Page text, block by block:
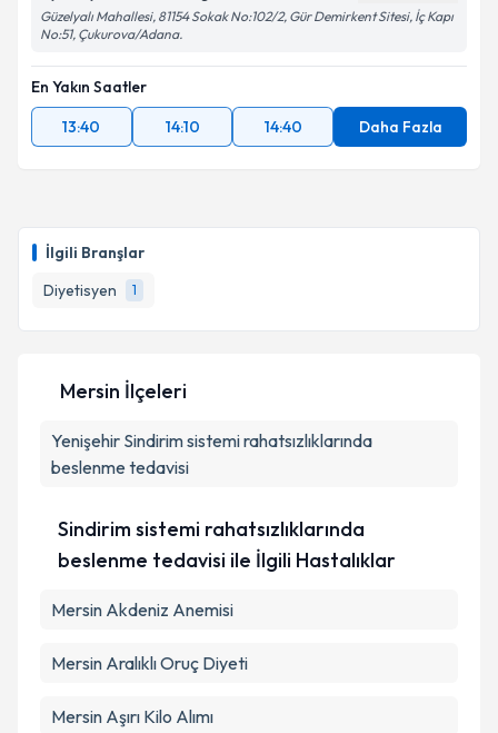
İlgili Branşlar
Diyetisyen
1
Güzelyalı Mahallesi, 81154 Sokak No:102/2, Gür Demirkent Sitesi, İç Kapı
No:51, Çukurova/Adana.
En Yakın Saatler
13:40
14:10 14:40 Daha Fazla
Mersin İlçeleri
Yenişehir Sindirim sistemi rahatsızlıklarında
beslenme tedavisi
Sindirim sistemi rahatsızlıklarında
beslenme tedavisi ile İlgili Hastalıklar
Mersin Akdeniz Anemisi
Mersin Aralıklı Oruç Diyeti
Mersin Aşırı Kilo Alımı